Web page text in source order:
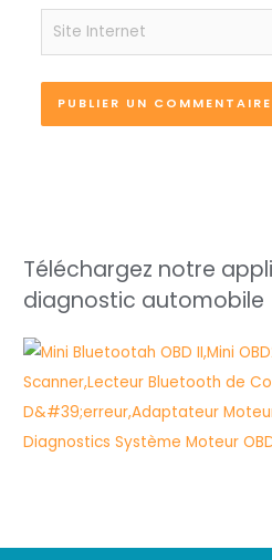
Site
Téléchargez notre
diagnostic automobile